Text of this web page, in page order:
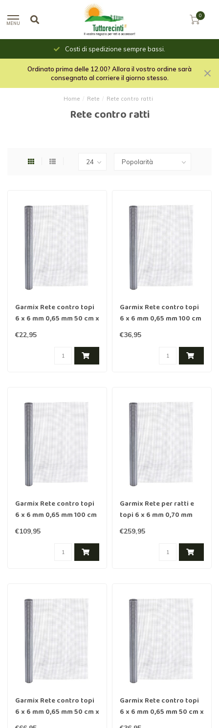
MENU
0
Costi di spedizione sempre bassi.
Ordinato prima delle 12.00? Allora il vostro ordine sarà
consegnato al corriere il giorno stesso.
Home / Rete / Rete contro ratti
Rete contro ratti
Garmix Rete contro topi
6 x 6 mm 0,65 mm 50 cm x
5 m Zincata
€22,95
Garmix Rete contro topi
6 x 6 mm 0,65 mm 100 cm
x 5 m Zincata
€36,95
Garmix Rete contro topi
6 x 6 mm 0,65 mm 100 cm
x 25 m Zincata
€109,95
Garmix Rete per ratti e
topi 6 x 6 mm 0,70 mm
100 cm x 25 m x acciaio
inossidabile
€259,95
Garmix Rete contro topi
6 x 6 mm 0,65 mm 50 cm x
25 m Zincata
Garmix Rete contro topi
6 x 6 mm 0,65 mm 50 cm x
10 m Zincata